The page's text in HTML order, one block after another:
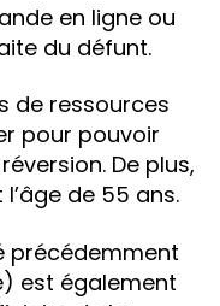
en ligne ou
du défunt.
de ressources
pour pouvoir
De plus,
de 55 ans.
précédemment
est également